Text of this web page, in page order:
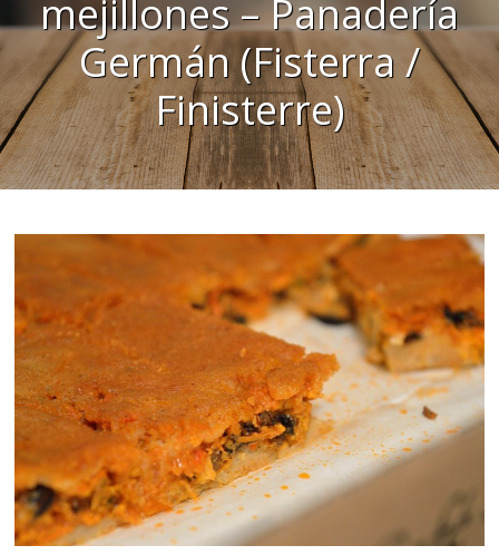
mejillones – Panadería
Germán (Fisterra /
Finisterre)